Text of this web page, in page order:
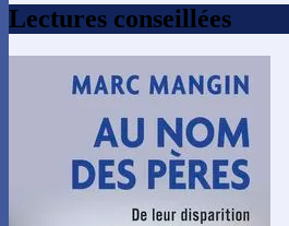
Lectures conseillées